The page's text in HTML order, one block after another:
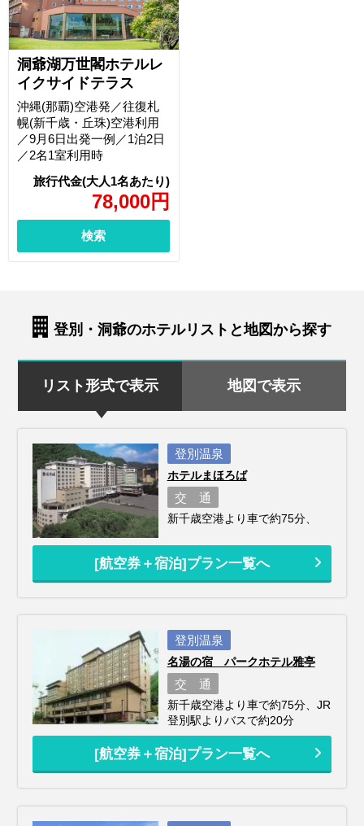
洞爺湖万世閣ホテルレ
イクサイドテラス
78,000円
沖縄(那覇)空港発／往復札
幌(新千歳・丘珠)空港利用
／9月6日出発一例／1泊2日
／2名1室利用時
検索
登別・洞爺のホテルリストと地図から探す
リスト形式で表示 地図で表示
登別温泉
ホテルまほろば
交 通
新千歳空港より車で約75分、
[航空券＋宿泊]プラン一覧へ
登別温泉
名湯の宿 パークホテル雅亭
交 通
新千歳空港より車で約75分、JR
登別駅よりバスで約20分
[航空券＋宿泊]プラン一覧へ